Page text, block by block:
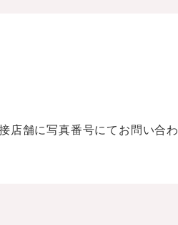
店舗に写真番号にてお問い合わ